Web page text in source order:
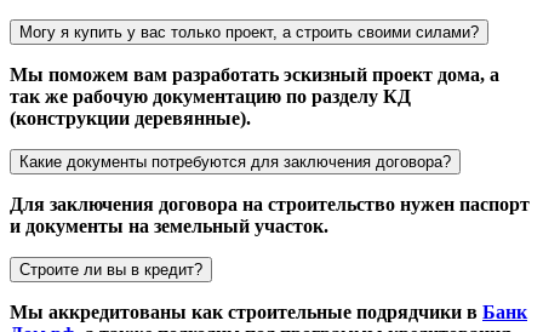
Могу я купить у вас только проект, а строить своими силами?
Мы поможем вам разработать эскизный проект дома, а
так же рабочую документацию по разделу КД
(конструкции деревянные).
Какие документы потребуются для заключения договора?
Для заключения договора на строительство нужен паспорт
и документы на земельный участок.
Строите ли вы в кредит?
Мы аккредитованы как строительные подрядчики в Банк